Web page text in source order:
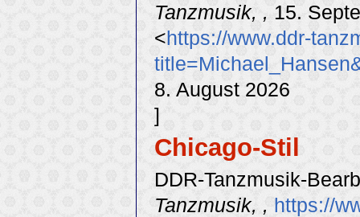
Tanzmusik, , 15.
<https://www.ddr-
8. August 2026
]
Chicago-Stil
DDR-Tanzmusik-
Tanzmusik, , https://